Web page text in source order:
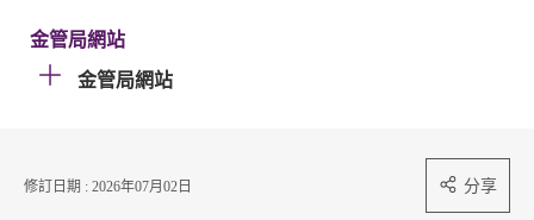
金管局網站
金管局網站
修訂日期 : 2026年07月02日 分享